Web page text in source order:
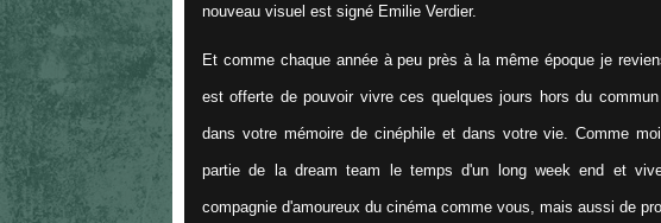
nouveau visuel est signé Emilie Verdier.
Et comme chaque année à peu près à la même époque je
est offerte de pouvoir vivre ces quelques jours hors du
dans votre mémoire de cinéphile et dans votre vie. Comme
partie de la dream team le temps d'un long week end et
compagnie d'amoureux du cinéma comme vous, mais aussi de